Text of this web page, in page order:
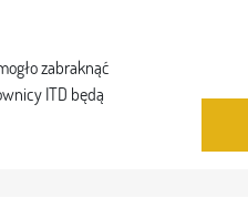
zabraknąć
ITD będą